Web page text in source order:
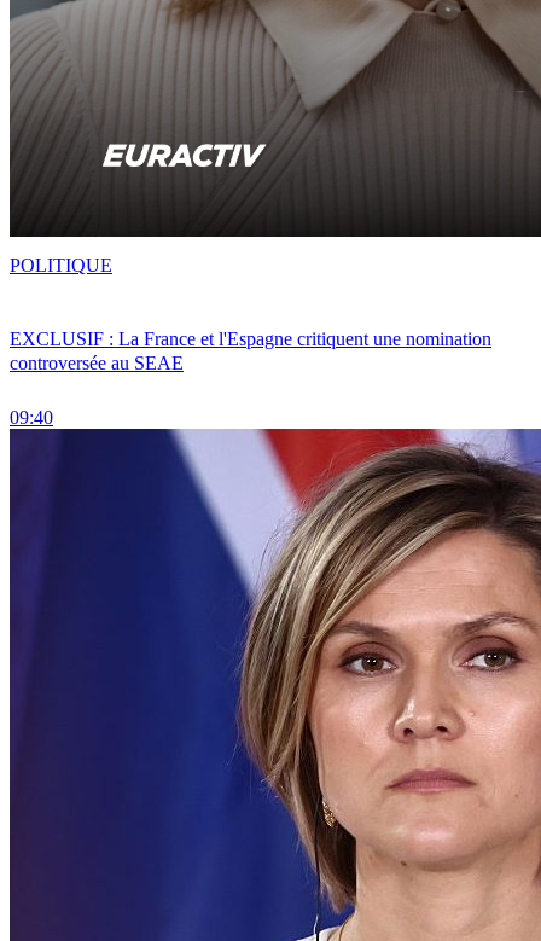
EXCLUSIF : La France et l'Espagne critiquent une nomination
controversée au SEAE
09:40
POLITIQUE